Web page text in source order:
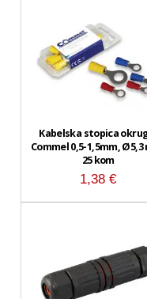
Kabelska stopica
Commel 0,5-1,5mm, Ø5,3
25 kom
1,38€